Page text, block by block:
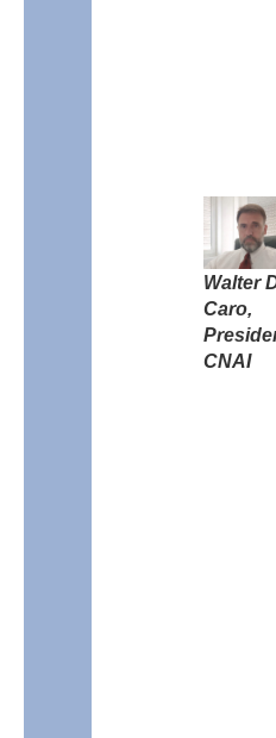
Walter
Caro,
CNAI